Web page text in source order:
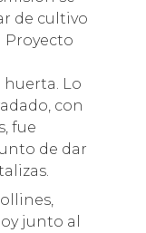
de cultivo
Proyecto
Lo
con
fue
de dar
junto al